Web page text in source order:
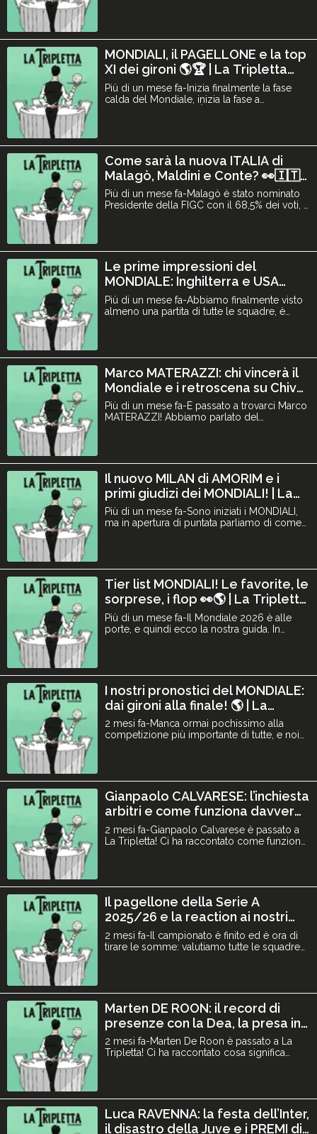
anche delle altre big, le sorprese e i primi
colpi di calcio mercato: Gonçalo Ramos,
Palestra, Li
MONDIALI, il PAGELLONE e la top
XI dei gironi 🌎🏆 | La Tripletta
#96
Più di un mese fa-Inizia finalmente la fase
calda del Mondiale, inizia la fase a
finale, oltre che a votare la top XI dei migliori
giocatori dei gironi. Come sempre, fateci
sapere la v
Come sarà la nuova ITALIA di
Malagò, Maldini e Conte? 👀🇮🇹 |
La Tripletta #95
Più di un mese fa-Malagò è stato nominato
Presidente della FIGC con il 68,5% dei voti, e
la panchina, è l’uomo giusto secondo voi?
Come giocherà l’Italia di Conte? Discutiamo
inoltre del Mond
Le prime impressioni del
MONDIALE: Inghilterra e USA
super, Brasile rimandato, il
Portogallo... | La Tripletta #93
Più di un mese fa-Abbiamo finalmente visto
almeno una partita di tutte le squadre, è
commenti! Con Gioele Anelli, Samuele
Mandarò, Tommaso Milanese e Marco Guidi.
Learn more about your ad choice
Marco MATERAZZI: chi vincerà il
Mondiale e i retroscena su Chivu,
Balotelli e Ibra! | La Tripletta #93
Più di un mese fa-È passato a trovarci Marco
MATERAZZI! Abbiamo parlato del
anche molti retroscena sul 2006, sulla sua
rivalità con Zlatan, l’amicizia con Chivu e una
storia curiosa su Balotelli.
Il nuovo MILAN di AMORIM e i
primi giudizi dei MONDIALI! | La
Tripletta #92
Più di un mese fa-Sono iniziati i MONDIALI,
ma in apertura di puntata parliamo di come
del Brasile di Ancelotti, tanto criticato dopo
il pareggio contro il Marocco, della
Germania ch
Tier list MONDIALI! Le favorite, le
sorprese, i flop 👀🌎 | La Tripletta
91
Più di un mese fa-Il Mondiale 2026 è alle
porte, e quindi ecco la nostra guida. In
parlandovi di quella che può essere la
formazione, lo stato di forma e sopratutto gli
uomini: chi è la stella d
I nostri pronostici del MONDIALE:
dai gironi alla finale! 🌎 | La
Tripletta #90
2 mesi fa-Manca ormai pochissimo alla
competizione più importante di tutte, e noi
finalissima. Siete d’accordo con noi? fateci
sapere nei commenti i vostri pronostici che
li c
Gianpaolo CALVARESE: l’inchiesta
arbitri e come funziona davvero
una sala VAR | La Tripletta #89
2 mesi fa-Gianpaolo Calvarese è passato a
La Tripletta! Ci ha raccontato come funziona
degli arbitri in Italia e ci ha raccontato dei
suoi peggiori errori in campo! Oltre che,
ovviame
Il pagellone della Serie A
2025/26 e la reaction ai nostri
pronostici! | La Tripletta #88
2 mesi fa-Il campionato è finito ed è ora di
tirare le somme: valutiamo tutte le squadre
Bianchin, Luigi Garlando, Tommaso Milanese
e Marco Guidi. Learn more about your ad
choices. Vis
Marten DE ROON: il record di
presenze con la Dea, la presa in
giro a Ibra e l'obiettivo mondiale
| La Tripletta #87
2 mesi fa-Marten De Roon è passato a La
Tripletta! Ci ha raccontato cosa significa
più divertenti, la presa in giro a Ibra,
l'obiettivo dell'Olanda ai mondiali e tanto
altro! Fateci sap
Luca RAVENNA: la festa dell’Inter,
il disastro della Juve e i PREMI di